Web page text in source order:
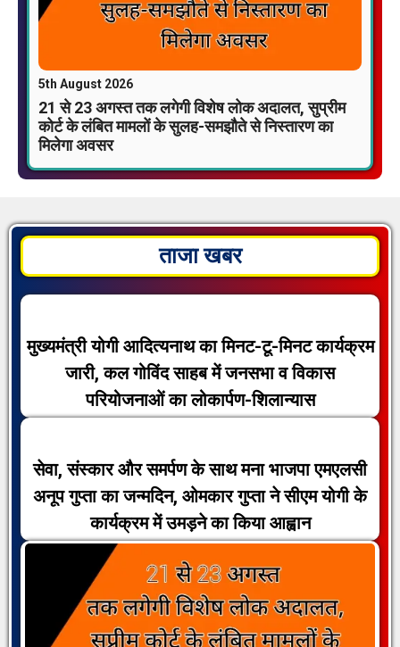
5th August 2026
21 से 23 अगस्त तक लगेगी विशेष लोक अदालत, सुप्रीम
कोर्ट के लंबित मामलों के सुलह-समझौते से निस्तारण का
मिलेगा अवसर
ताजा खबर
मुख्यमंत्री योगी आदित्यनाथ का मिनट-टू-मिनट कार्यक्रम
जारी, कल गोविंद साहब में जनसभा व विकास
परियोजनाओं का लोकार्पण-शिलान्यास
सेवा, संस्कार और समर्पण के साथ मना भाजपा एमएलसी
अनूप गुप्ता का जन्मदिन, ओमकार गुप्ता ने सीएम योगी के
कार्यक्रम में उमड़ने का किया आह्वान